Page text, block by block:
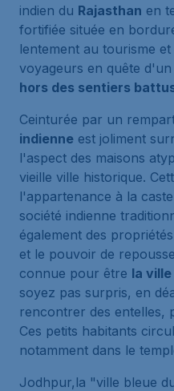
indien du Rajasthan en
fortifiée située en
lentement au tourisme
voyageurs en quête
hors des sentiers
Ceinturée par un
indienne est joliment
l'aspect des maisons
vieille ville historique.
l'appartenance à la
société indienne
également des
et le pouvoir de
connue pour être la
soyez pas surpris, en
rencontrer des entelles,
Ces petits habitants
notamment dans le
Jodhpur,la "ville bleue